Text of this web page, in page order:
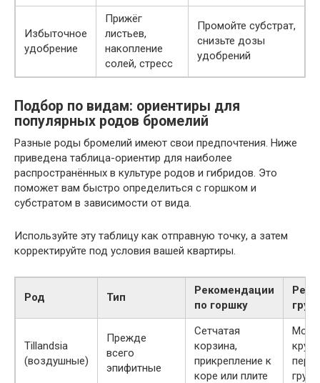
Избыточное
удобрение
Прижёг
листьев,
накопление
солей, стресс
Промойте субстрат,
снизьте дозы
удобрений
Подбор по видам: ориентиры для
популярных родов бромелий
Разные роды бромелий имеют свои предпочтения. Ниже
приведена таблица-ориентир для наиболее
распространённых в культуре родов и гибридов. Это
поможет вам быстро определиться с горшком и
субстратом в зависимости от вида.
Используйте эту таблицу как отправную точку, а затем
корректируйте под условия вашей квартиры.
Род Тип
Рекомендации
по горшку
Tillandsia
(воздушные)
Прежде
всего
эпифитные
Сетчатая
корзина,
прикрепление к
коре или плите
Мох